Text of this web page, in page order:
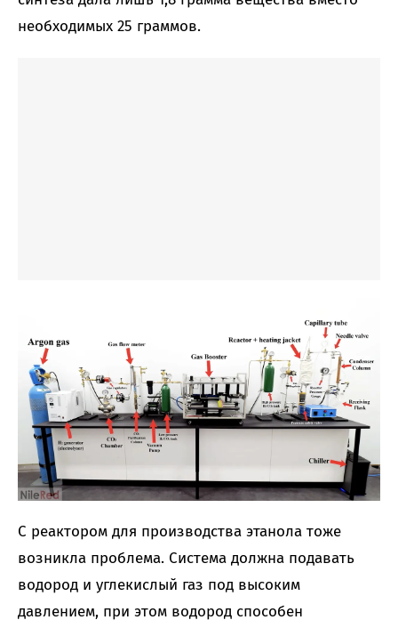
необходимых 25 граммов.
С реактором для производства этанола тоже
возникла проблема. Система должна подавать
водород и углекислый газ под высоким
давлением, при этом водород способен